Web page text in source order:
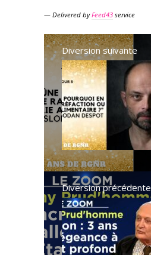
— Delivered byFeed43 service
Diversion suivante
Diversion précédente